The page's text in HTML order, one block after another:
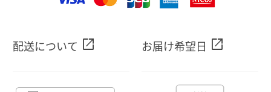
配送について open_in_new お届け希望日 open_in_new